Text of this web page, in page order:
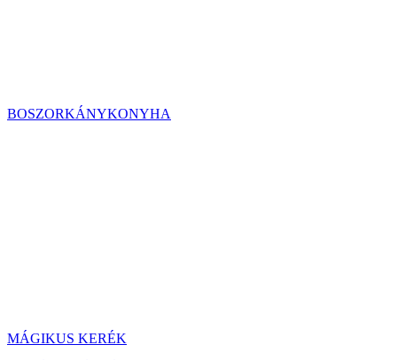
BOSZORKÁNYKONYHA
MÁGIKUS KERÉK